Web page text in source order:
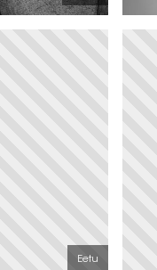
Eetu